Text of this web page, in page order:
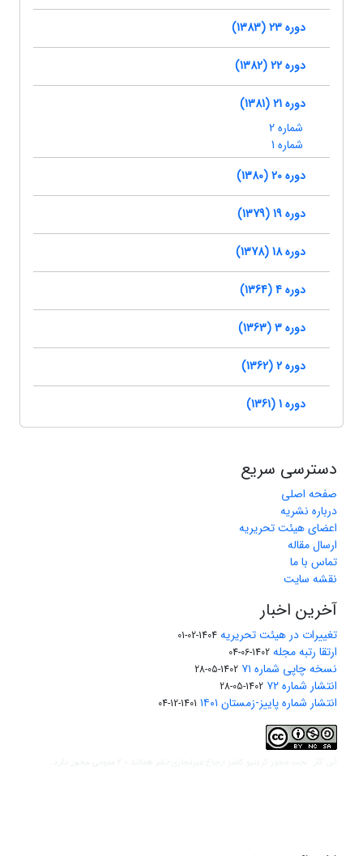
دوره 23 (1383)
دوره 22 (1382)
دوره 21 (1381)
شماره 2
شماره 1
دوره 20 (1380)
دوره 19 (1379)
دوره 18 (1378)
دوره 4 (1364)
دوره 3 (1363)
دوره 2 (1362)
دوره 1 (1361)
دسترسی سریع
صفحه اصلی
درباره نشریه
اعضای هیئت تحریریه
ارسال مقاله
تماس با ما
نقشه سایت
آخرین اخبار
تغییرات در هیئت تحریریه 1404-02-01
ارتقا رتبه مجله 1402-06-04
نسخه چاپی شماره ۷۱ 1402-05-28
انتشار شماره ۷۲ 1402-05-28
انتشار شماره پاییز-زمستان ۱۴۰۱ 1401-12-04